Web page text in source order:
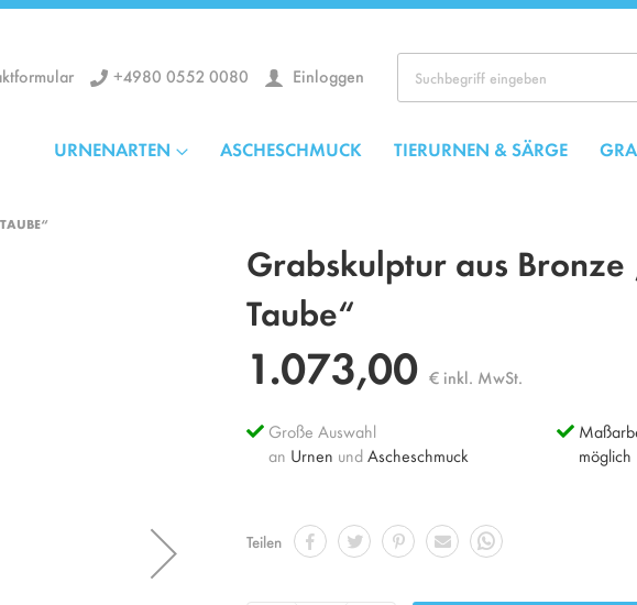
+4980 0552 0080 Einloggen
URNENARTEN ASCHESCHMUCK TIERURNEN & SÄRGE
Grabskulptur aus
Taube“
1.073,00 € inkl. MwSt.
Große Auswahl
an Urnen undAscheschmuck
möglich
Teilen